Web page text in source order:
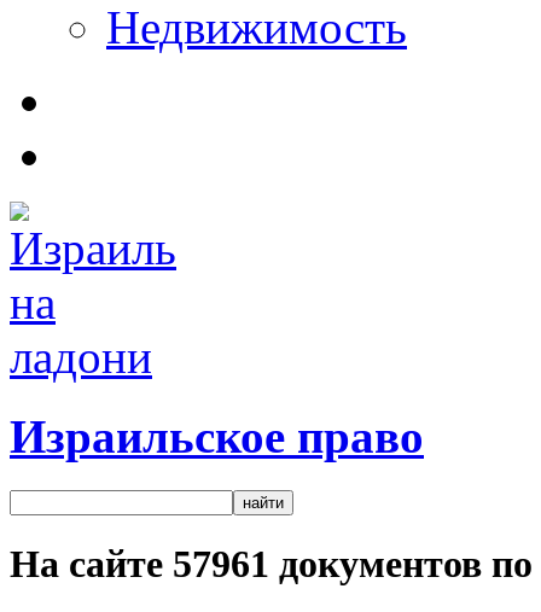
Недвижимость
Израильское право
На сайте 57961 документов